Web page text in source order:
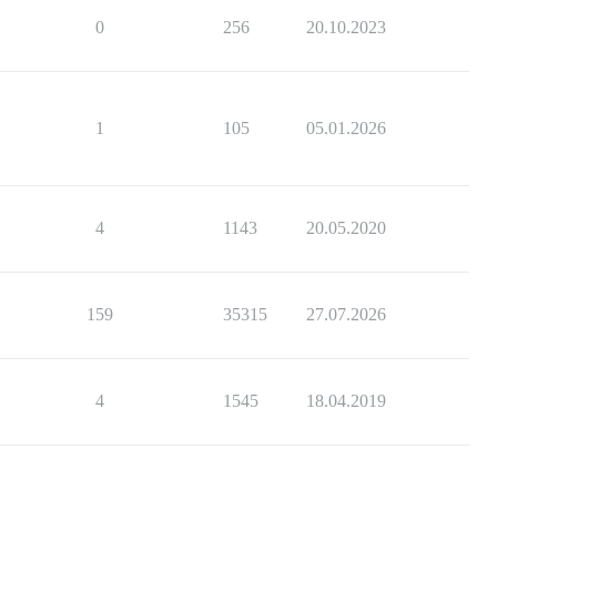
0 256 20.10.2023
1 105 05.01.2026
4 1143 20.05.2020
159 35315 27.07.2026
4 1545 18.04.2019